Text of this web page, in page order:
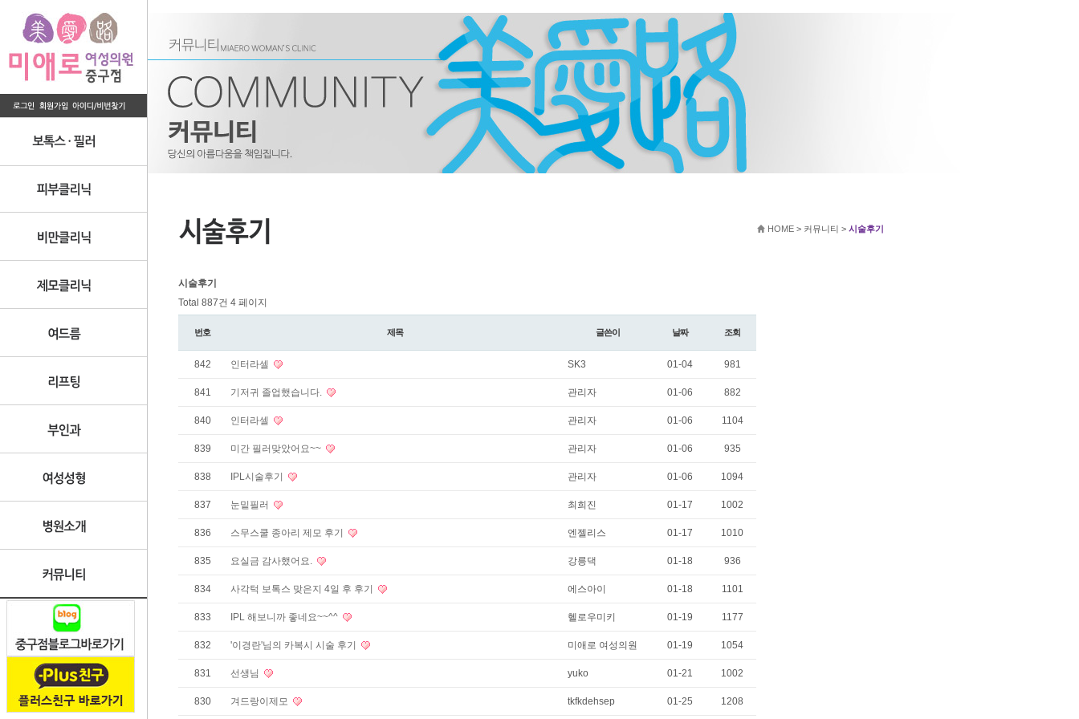
HOME > 커뮤니티 > 시술후기
시술후기
Total 887건 4 페이지
번호 제목 글쓴이 날짜 조회
842 인터라셀 SK3 01-04 981
841 기저귀 졸업했습니다. 관리자 01-06 882
840 인터라셀 관리자 01-06 1104
839 미간 필러맞았어요~~ 관리자 01-06 935
838 IPL시술후기 관리자 01-06 1094
837 눈밑필러 최희진 01-17 1002
836 스무스쿨 종아리 제모 후기 엔젤리스 01-17 1010
835 요실금 감사했어요. 강릉댁 01-18 936
834 사각턱 보톡스 맞은지 4일 후 후기 에스아이 01-18 1101
833 IPL 해보니까 좋네요~~^^ 헬로우미키 01-19 1177
832 '이경란'님의 카복시 시술 후기 미애로 여성의원 01-19 1054
831 선생님 yuko 01-21 1002
830 겨드랑이제모 tkfkdehsep 01-25 1208